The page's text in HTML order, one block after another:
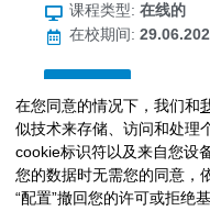
课程类型: 在线的
在校期间:
在您同意的情况下，我们和
似技术来存储、访问和处理
cookie标识符以及来自您设
您的数据时无需您的同意，
“配置”撤回您的许可或拒绝